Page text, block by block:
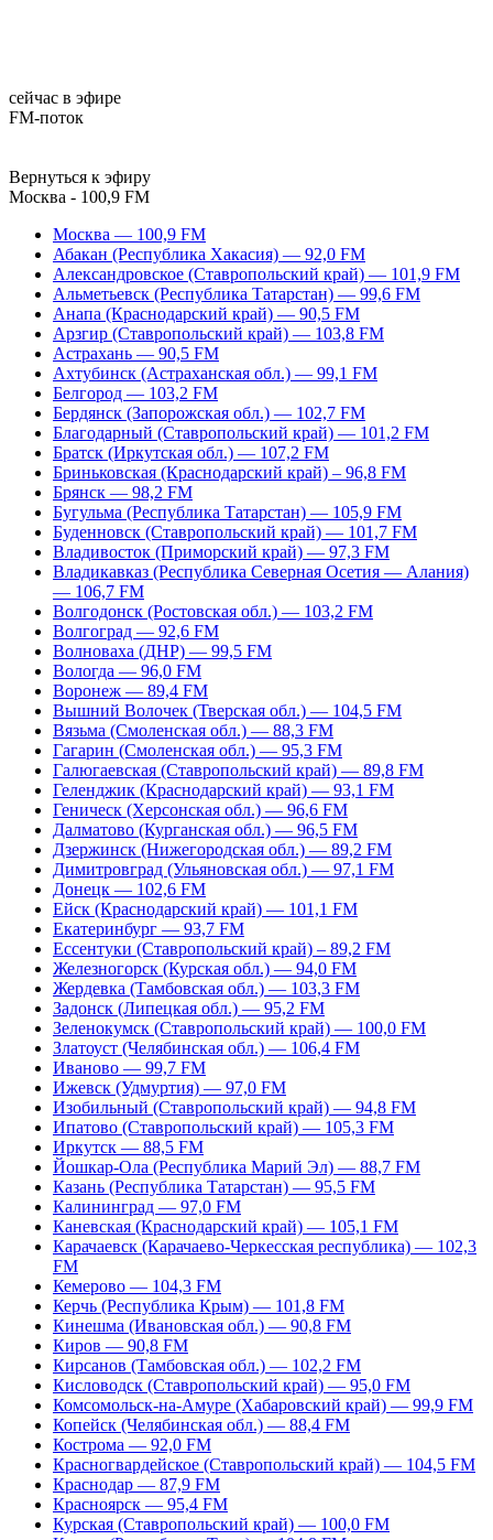
сейчас в эфире
FM-поток
Вернуться к эфиру
Москва - 100,9 FM
Москва — 100,9 FM
Абакан (Республика Хакасия) — 92,0 FM
Александровское (Ставропольский край) — 101,9 FM
Альметьевск (Республика Татарстан) — 99,6 FM
Анапа (Краснодарский край) — 90,5 FM
Арзгир (Ставропольский край) — 103,8 FM
Астрахань — 90,5 FM
Ахтубинск (Астраханская обл.) — 99,1 FM
Белгород — 103,2 FM
Бердянск (Запорожская обл.) — 102,7 FM
Благодарный (Ставропольский край) — 101,2 FM
Братск (Иркутская обл.) — 107,2 FM
Бриньковская (Краснодарский край) – 96,8 FM
Брянск — 98,2 FM
Бугульма (Республика Татарстан) — 105,9 FM
Буденновск (Ставропольский край) — 101,7 FM
Владивосток (Приморский край) — 97,3 FM
Владикавказ (Республика Северная Осетия — Алания)
— 106,7 FM
Волгодонск (Ростовская обл.) — 103,2 FM
Волгоград — 92,6 FM
Волноваха (ДНР) — 99,5 FM
Вологда — 96,0 FM
Воронеж — 89,4 FM
Вышний Волочек (Тверская обл.) — 104,5 FM
Вязьма (Смоленская обл.) — 88,3 FM
Гагарин (Смоленская обл.) — 95,3 FM
Галюгаевская (Ставропольский край) — 89,8 FM
Геленджик (Краснодарский край) — 93,1 FM
Геническ (Херсонская обл.) — 96,6 FM
Далматово (Курганская обл.) — 96,5 FM
Дзержинск (Нижегородская обл.) — 89,2 FM
Димитровград (Ульяновская обл.) — 97,1 FM
Донецк — 102,6 FM
Ейск (Краснодарский край) — 101,1 FM
Екатеринбург — 93,7 FM
Ессентуки (Ставропольский край) – 89,2 FM
Железногорск (Курская обл.) — 94,0 FM
Жердевка (Тамбовская обл.) — 103,3 FM
Задонск (Липецкая обл.) — 95,2 FM
Зеленокумск (Ставропольский край) — 100,0 FM
Златоуст (Челябинская обл.) — 106,4 FM
Иваново — 99,7 FM
Ижевск (Удмуртия) — 97,0 FM
Изобильный (Ставропольский край) — 94,8 FM
Ипатово (Ставропольский край) — 105,3 FM
Иркутск — 88,5 FM
Йошкар-Ола (Республика Марий Эл) — 88,7 FM
Казань (Республика Татарстан) — 95,5 FM
Калининград — 97,0 FM
Каневская (Краснодарский край) — 105,1 FM
Карачаевск (Карачаево-Черкесская республика) — 102,3
FM
Кемерово — 104,3 FM
Керчь (Республика Крым) — 101,8 FM
Кинешма (Ивановская обл.) — 90,8 FM
Киров — 90,8 FM
Кирсанов (Тамбовская обл.) — 102,2 FM
Кисловодск (Ставропольский край) — 95,0 FM
Комсомольск-на-Амуре (Хабаровский край) — 99,9 FM
Копейск (Челябинская обл.) — 88,4 FM
Кострома — 92,0 FM
Красногвардейское (Ставропольский край) — 104,5 FM
Краснодар — 87,9 FM
Красноярск — 95,4 FM
Курская (Ставропольский край) — 100,0 FM